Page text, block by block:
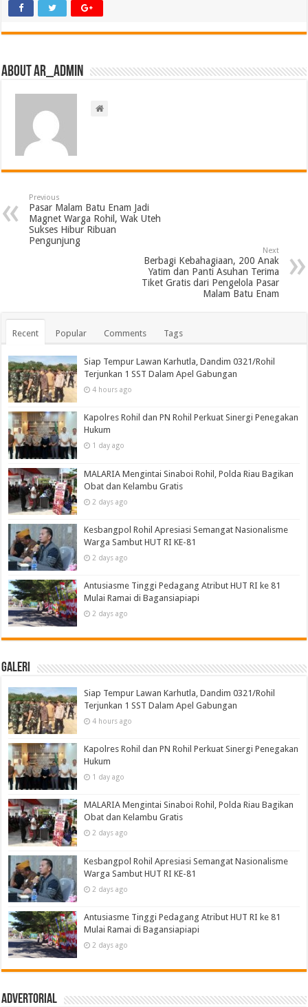
About ar_admin
Previous
Pasar Malam Batu Enam Jadi
Magnet Warga Rohil, Wak Uteh
Sukses Hibur Ribuan
Pengunjung
Next
Berbagi Kebahagiaan, 200 Anak
Yatim dan Panti Asuhan Terima
Tiket Gratis dari Pengelola Pasar
Malam Batu Enam
Recent Popular Comments Tags
Siap Tempur Lawan Karhutla, Dandim 0321/Rohil
Terjunkan 1 SST Dalam Apel Gabungan
4 hours ago
Kapolres Rohil dan PN Rohil Perkuat Sinergi Penegakan
Hukum
1 day ago
MALARIA Mengintai Sinaboi Rohil, Polda Riau Bagikan
Obat dan Kelambu Gratis
2 days ago
Kesbangpol Rohil Apresiasi Semangat Nasionalisme
Warga Sambut HUT RI KE-81
2 days ago
Antusiasme Tinggi Pedagang Atribut HUT RI ke 81
Mulai Ramai di Bagansiapiapi
2 days ago
Galeri
Siap Tempur Lawan Karhutla, Dandim 0321/Rohil
Terjunkan 1 SST Dalam Apel Gabungan
4 hours ago
Kapolres Rohil dan PN Rohil Perkuat Sinergi Penegakan
Hukum
1 day ago
MALARIA Mengintai Sinaboi Rohil, Polda Riau Bagikan
Obat dan Kelambu Gratis
2 days ago
Kesbangpol Rohil Apresiasi Semangat Nasionalisme
Warga Sambut HUT RI KE-81
2 days ago
Antusiasme Tinggi Pedagang Atribut HUT RI ke 81
Mulai Ramai di Bagansiapiapi
2 days ago
Advertorial